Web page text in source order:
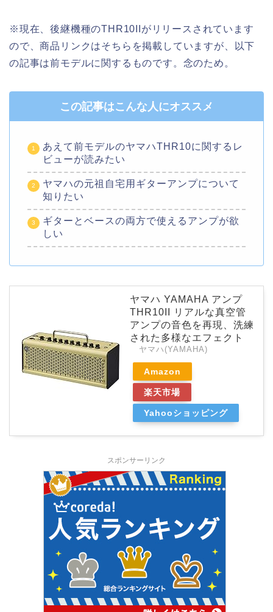
※現在、後継機種のTHR10IIがリリースされています
ので、商品リンクはそちらを掲載していますが、以下
の記事は前モデルに関するものです。念のため。
この記事はこんな人にオススメ
あえて前モデルのヤマハTHR10に関するレ
ビューが読みたい
ヤマハの元祖自宅用ギターアンプについて
知りたい
ギターとベースの両方で使えるアンプが欲
しい
ヤマハ YAMAHA アンプ
THR10II リアルな真空管
アンプの音色を再現、洗練
された多様なエフェクト
ヤマハ(YAMAHA)
Amazon
楽天市場
Yahooショッピング
スポンサーリンク